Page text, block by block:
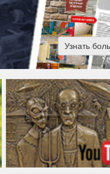
Узнать